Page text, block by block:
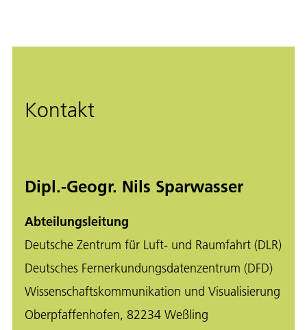
Kontakt
Dipl.-Geogr. Nils Sparwasser
Abteilungsleitung
Deutsche Zentrum für Luft- und Raumfahrt (DLR)
Deutsches Fernerkundungsdatenzentrum (DFD)
Wissenschaftskommunikation und Visualisierung
Oberpfaffenhofen, 82234 Weßling